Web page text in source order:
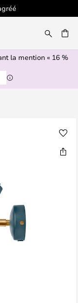
la mention « 16 %